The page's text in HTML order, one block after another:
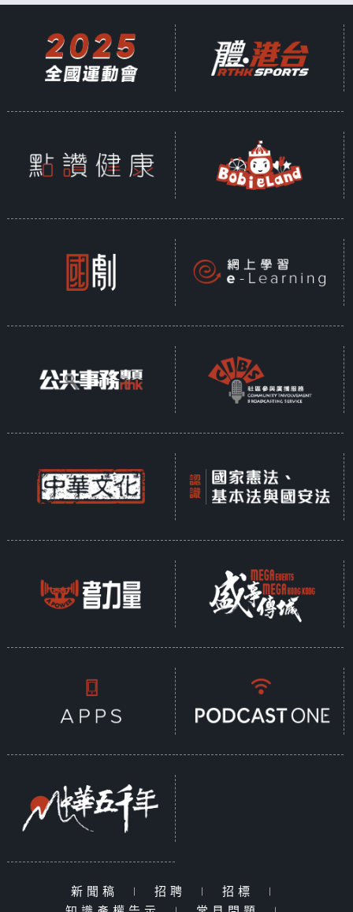
新聞稿 | 招聘 | 招標
|